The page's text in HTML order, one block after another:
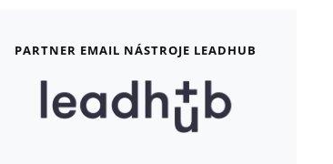
PARTNER EMAIL NÁSTROJE LEADHUB